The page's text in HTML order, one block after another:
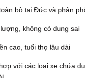
bộ tại Đức và phân
không có dung sai
cao, tuổi thọ lâu dài
với các loại xe chứa